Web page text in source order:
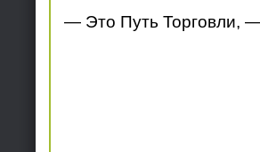
— Это Путь Торговли,